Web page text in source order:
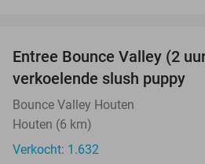
Entree Bounce Valley (2
verkoelende slush puppy
Bounce Valley Houten
Houten (6 km)
Verkocht: 1.632